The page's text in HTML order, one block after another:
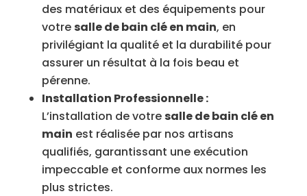
des matériaux et des équipements pour
votre salle de bain clé en main, en
privilégiant la qualité et la durabilité pour
assurer un résultat à la fois beau et
pérenne.
Installation Professionnelle :
L’installation de votre salle de bain clé en
main est réalisée par nos artisans
qualifiés, garantissant une exécution
impeccable et conforme aux normes les
plus strictes.